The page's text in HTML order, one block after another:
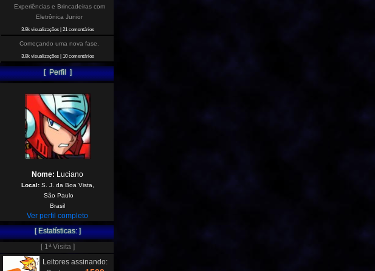
Experiências e Brincadeiras com
Eletrônica Junior
3.9k visualizações| 21 comentários
Começando uma nova fase.
3.8k visualizações| 10 comentários
[ Perfil ]
Nome: Luciano
Local:S. J. da Boa Vista,
São Paulo
Brasil
Ver perfil completo
[ Estatísticas: ]
[ 1ª Visita ]
Leitores assinando: